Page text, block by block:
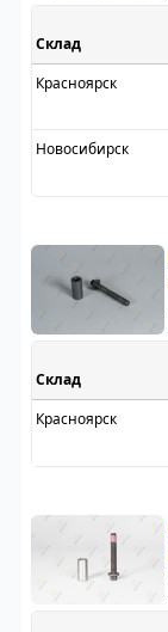
Склад
Красноярск
Новосибирск
Склад
Красноярск